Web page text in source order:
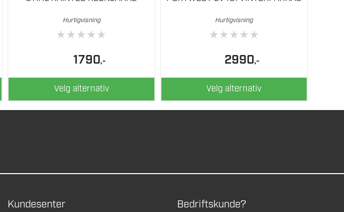
Hurtigvisning
★★★★★
1790,-
Velg alternativ
Hurtigvisning
★★★★★
2990,-
Velg alternativ
Kundesenter Bedriftskunde?